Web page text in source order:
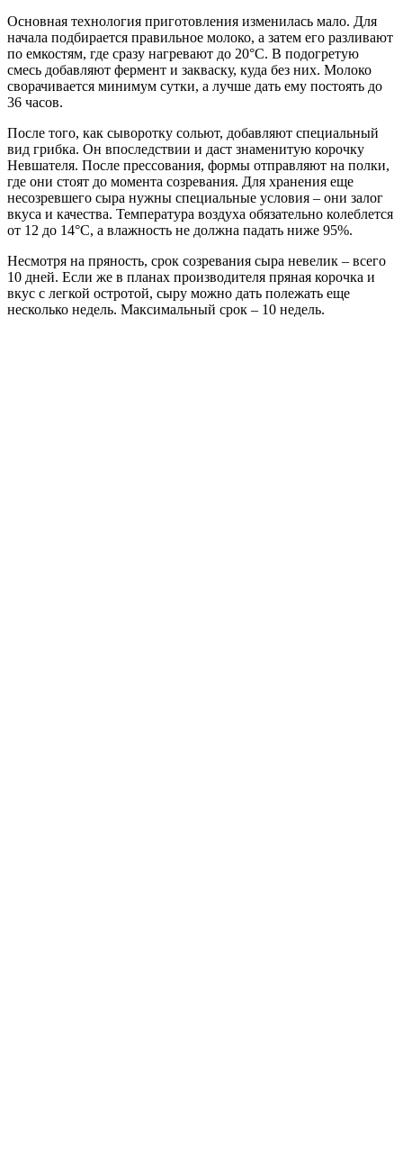
Основная технология приготовления изменилась мало. Для
начала подбирается правильное молоко, а затем его разливают
по емкостям, где сразу нагревают до 20°С. В подогретую
смесь добавляют фермент и закваску, куда без них. Молоко
сворачивается минимум сутки, а лучше дать ему постоять до
36 часов.
После того, как сыворотку сольют, добавляют специальный
вид грибка. Он впоследствии и даст знаменитую корочку
Невшателя. После прессования, формы отправляют на полки,
где они стоят до момента созревания. Для хранения еще
несозревшего сыра нужны специальные условия – они залог
вкуса и качества. Температура воздуха обязательно колеблется
от 12 до 14°С, а влажность не должна падать ниже 95%.
Несмотря на пряность, срок созревания сыра невелик – всего
10 дней. Если же в планах производителя пряная корочка и
вкус с легкой остротой, сыру можно дать полежать еще
несколько недель. Максимальный срок – 10 недель.